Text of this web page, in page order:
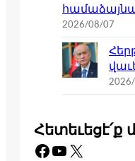
2026/08/07
Հետեւեցէ՛ք
Facebook YouTube X